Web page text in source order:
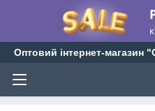
Оптовий інтернет-магазин